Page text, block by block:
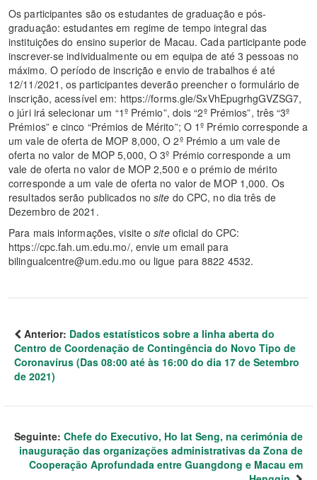
Os participantes são os estudantes de graduação e pós-
graduação: estudantes em regime de tempo integral das
instituições do ensino superior de Macau. Cada participante pode
inscrever-se individualmente ou em equipa de até 3 pessoas no
máximo. O período de inscrição e envio de trabalhos é até
12/11/2021, os participantes deverão preencher o formulário de
inscrição, acessível em: https://forms.gle/SxVhEpugrhgGVZSG7,
o júri irá selecionar um “1º Prémio”, dois “2º Prémios”, três “3º
Prémios” e cinco “Prémios de Mérito”; O 1º Prémio corresponde a
um vale de oferta de MOP 8,000, O 2º Prémio a um vale de
oferta no valor de MOP 5,000, O 3º Prémio corresponde a um
vale de oferta no valor de MOP 2,500 e o prémio de mérito
corresponde a um vale de oferta no valor de MOP 1,000. Os
resultados serão publicados nosite do CPC, no dia três de
Dezembro de 2021.
Para mais informações, visite ositeoficial do CPC:
https://cpc.fah.um.edu.mo/, envie um email para
bilingualcentre@um.edu.mo ou ligue para 8822 4532.
Anterior: Dados estatísticos sobre a linha aberta do
Centro de Coordenação de Contingência do Novo Tipo de
Coronavírus (Das 08:00 até às 16:00 do dia 17 de Setembro
de 2021)
Seguinte: Chefe do Executivo, Ho Iat Seng, na cerimónia de
inauguração das organizações administrativas da Zona de
Cooperação Aprofundada entre Guangdong e Macau em